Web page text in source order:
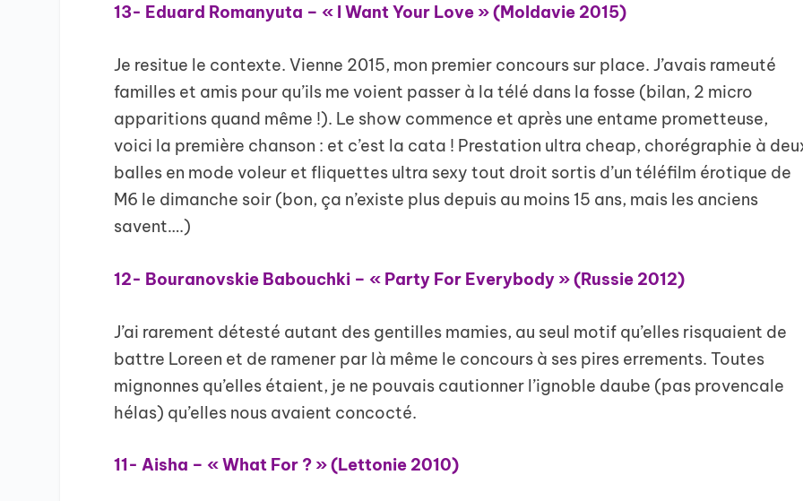
13- Eduard Romanyuta – « I Want Your Love » (Moldavie 2015)
Je resitue le contexte. Vienne 2015, mon premier concours sur place. J’avais rameuté
familles et amis pour qu’ils me voient passer à la télé dans la fosse (bilan, 2 micro
apparitions quand même !). Le show commence et après une entame prometteuse,
voici la première chanson : et c’est la cata ! Prestation ultra cheap, chorégraphie à
balles en mode voleur et fliquettes ultra sexy tout droit sortis d’un téléfilm érotique de
M6 le dimanche soir (bon, ça n’existe plus depuis au moins 15 ans, mais les anciens
savent….)
12- Bouranovskie Babouchki – « Party For Everybody » (Russie 2012)
J’ai rarement détesté autant des gentilles mamies, au seul motif qu’elles risquaient de
battre Loreen et de ramener par là même le concours à ses pires errements. Toutes
mignonnes qu’elles étaient, je ne pouvais cautionner l’ignoble daube (pas provencale
hélas) qu’elles nous avaient concocté.
11- Aisha – « What For ? » (Lettonie 2010)